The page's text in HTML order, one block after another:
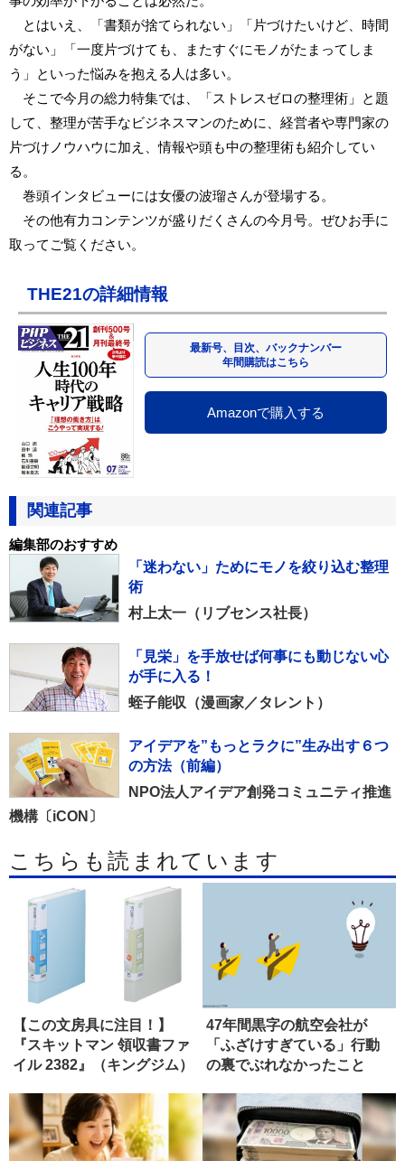
とはいえ、「書類が捨てられない」「片づけたいけど、時間
がない」「一度片づけても、またすぐにモノがたまってしま
う」といった悩みを抱える人は多い。
そこで今月の総力特集では、「ストレスゼロの整理術」と題
して、整理が苦手なビジネスマンのために、経営者や専門家の
片づけノウハウに加え、情報や頭も中の整理術も紹介してい
る。
巻頭インタビューには女優の波瑠さんが登場する。
その他有力コンテンツが盛りだくさんの今月号。ぜひお手に
取ってご覧ください。
THE21の詳細情報
最新号、目次、バックナンバー
年間購読はこちら
Amazonで購入する
関連記事
編集部のおすすめ
「迷わない」ためにモノを絞り込む整理
術
村上太一（リブセンス社長）
「見栄」を手放せば何事にも動じない心
が手に入る！
蛭子能収（漫画家／タレント）
アイデアを”もっとラクに”生み出す６つ
の方法（前編）
NPO法人アイデア創発コミュニティ推進
機構〔iCON〕
こちらも読まれています
【この文房具に注目！】
『スキットマン 領収書ファ
イル 2382』（キングジム）
47年間黒字の航空会社が
「ふざけすぎている」行動
の裏でぶれなかったこと